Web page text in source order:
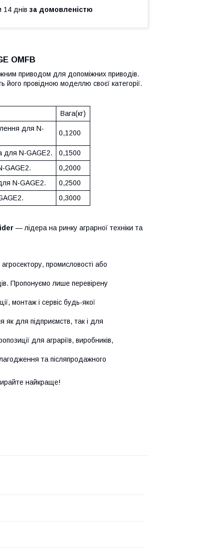
14 днів за домовленістю
OMFB
приводом для допоміжних приводів.
його провідною моделлю своєї категорії.
Вага(кг)
для N-
0,1200
для N-GAGE2.
0,1500
GAGE2.
0,2000
N-GAGE2.
0,2500
0,3000
— лідера на ринку аграрної техніки та
промисловості або
Пропонуємо лише перевірену
монтаж і сервіс будь-якої
для підприємств, так і для
для аграріїв, виробників,
та післяпродажного
найкраще!